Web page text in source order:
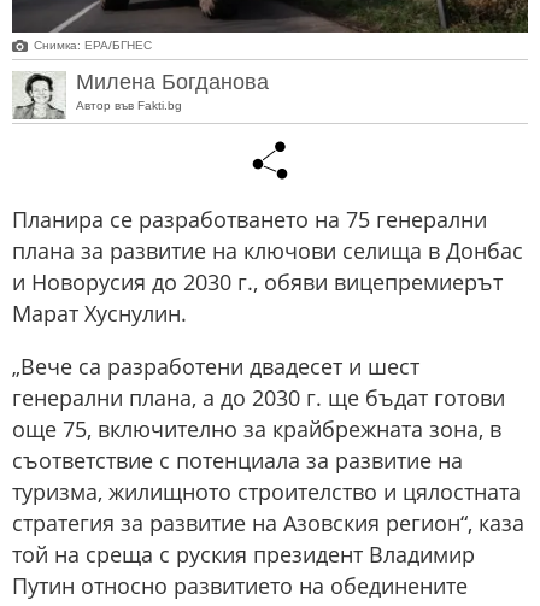
Снимка: ЕРА/БГНЕС
Милена Богданова
Автор във Fakti.bg
Планира се разработването на 75 генерални
плана за развитие на ключови селища в Донбас
и Новорусия до 2030 г., обяви вицепремиерът
Марат Хуснулин.
„Вече са разработени двадесет и шест
генерални плана, а до 2030 г. ще бъдат готови
още 75, включително за крайбрежната зона, в
съответствие с потенциала за развитие на
туризма, жилищното строителство и цялостната
стратегия за развитие на Азовския регион“, каза
той на среща с руския президент Владимир
Путин относно развитието на обединените